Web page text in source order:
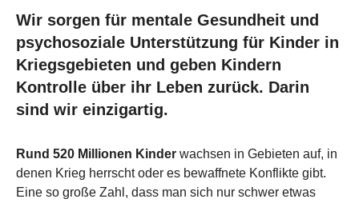
Wir sorgen für mentale Gesundheit und
psychosoziale Unterstützung für Kinder in
Kriegsgebieten und geben Kindern
Kontrolle über ihr Leben zurück. Darin
sind wir einzigartig.
Rund 520 Millionen Kinder wachsen in Gebieten auf, in
denen Krieg herrscht oder es bewaffnete Konflikte gibt.
Eine so große Zahl, dass man sich nur schwer etwas